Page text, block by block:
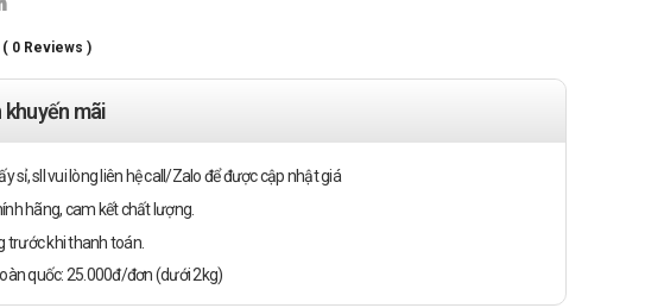
( 0 Reviews )
khuyến mãi
sỉ, sll vui lòng liên hệ call/Zalo để được cập nhật giá
hãng, cam kết chất lượng.
trước khi thanh toán.
quốc: 25.000đ/đơn (dưới 2kg)